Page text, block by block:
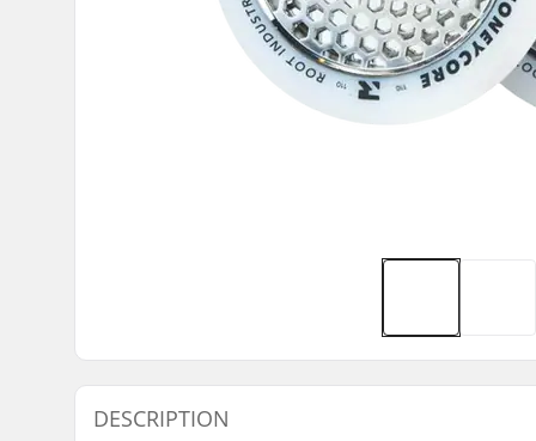
DESCRIPTION